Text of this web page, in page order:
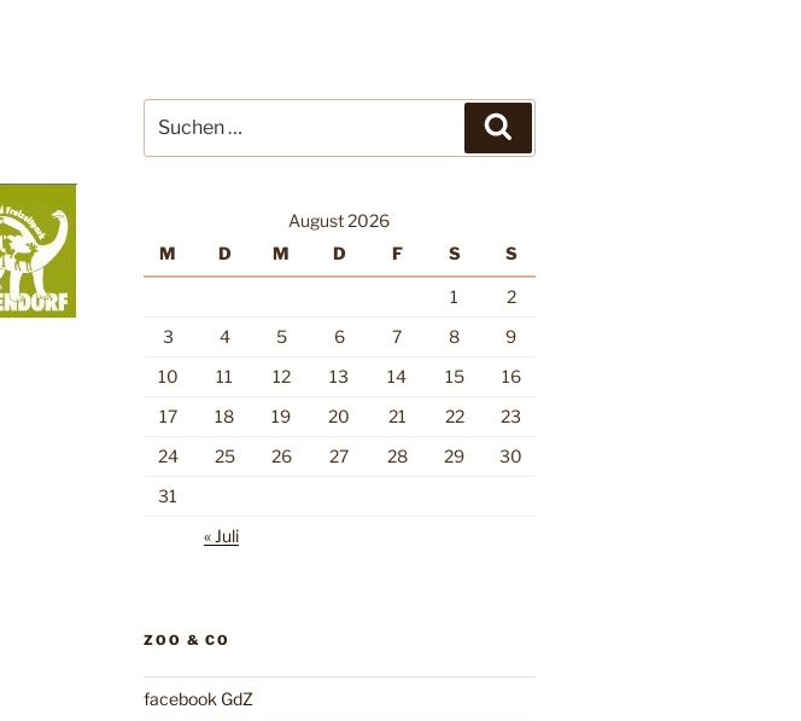
nach:
August 2026
M
D M D F S S
1
2
3
4 5 6 7 8
9
10
11 12 13 14 15
16
17
18 19 20 21 22
23
24
25 26 27 28 29
30
31
« Juli
ZOO & CO
facebook GdZ